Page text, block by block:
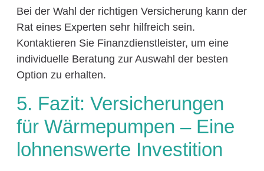
Bei der Wahl der richtigen Versicherung kann der
Rat eines Experten sehr hilfreich sein.
Kontaktieren Sie Finanzdienstleister, um eine
individuelle Beratung zur Auswahl der besten
Option zu erhalten.
5. Fazit: Versicherungen
für Wärmepumpen – Eine
lohnenswerte Investition